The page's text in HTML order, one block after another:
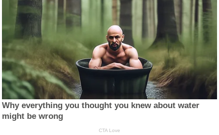
Why everything you thought you knew about water
might be wrong
CTA Love